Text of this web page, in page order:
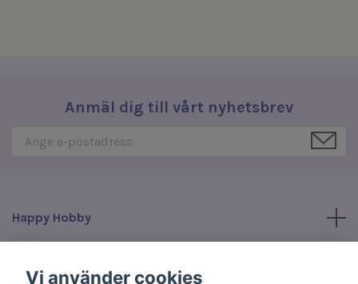
Anmäl dig till vårt nyhetsbrev
Happy Hobby
Vi använder cookies